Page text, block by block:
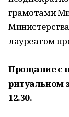
грамотами
лауреатом
Прощание с
ритуальном
12.30.